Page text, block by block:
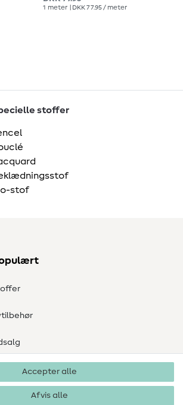
1 meter | DKK 77.95 / meter
stoffer
stof
Accepter alle
Afvis alle